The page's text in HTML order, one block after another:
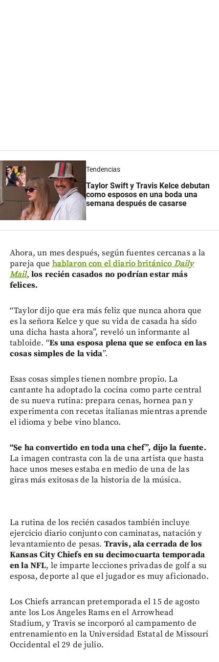
Tendencias
Taylor Swift y Travis Kelce debutan
como esposos en una boda una
semana después de casarse
Ahora, un mes después, según fuentes cercanas a la
pareja que hablaron con el diario británico Daily
Mail, los recién casados no podrían estar más
felices.
“Taylor dijo que era más feliz que nunca ahora que
es la señora Kelce y que su vida de casada ha sido
una dicha hasta ahora”, reveló un informante al
tabloide. “Es una esposa plena que se enfoca en las
cosas simples de la vida”.
Esas cosas simples tienen nombre propio. La
cantante ha adoptado la cocina como parte central
de su nueva rutina: prepara cenas, hornea pan y
experimenta con recetas italianas mientras aprende
el idioma y bebe vino blanco.
“Se ha convertido en toda una chef”, dijo la fuente.
La imagen contrasta con la de una artista que hasta
hace unos meses estaba en medio de una de las
giras más exitosas de la historia de la música.
La rutina de los recién casados también incluye
ejercicio diario conjunto con caminatas, natación y
levantamiento de pesas. Travis, ala cerrada de los
Kansas City Chiefs en su decimocuarta temporada
en la NFL, le imparte lecciones privadas de golf a su
esposa, deporte al que el jugador es muy aficionado.
Los Chiefs arrancan pretemporada el 15 de agosto
ante los Los Angeles Rams en el Arrowhead
Stadium, y Travis se incorporó al campamento de
entrenamiento en la Universidad Estatal de Missouri
Occidental el 29 de julio.